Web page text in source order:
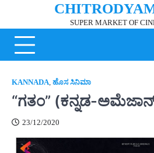
content
SUPER MARKET OF
KANNADA, ಹೊಸ ಸಿನಿಮಾ
“ಗತಂ” (ಕನ್ನಡ-
23/12/2020